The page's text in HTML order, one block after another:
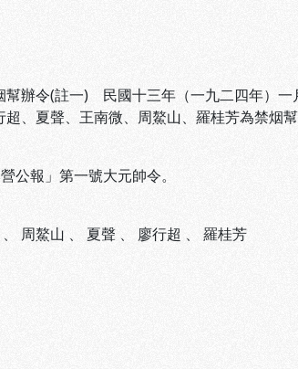
幫辦令(註一) 民國十三年（一九二四年）一
、夏聲、王南微、周鰲山、羅桂芳為禁烟
報」第一號大元帥令。
、 周鰲山 、 夏聲 、 廖行超 、 羅桂芳